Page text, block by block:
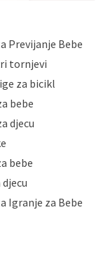
ovdje i
tehničkih i
od
svojih
povjerljivost
pristup i
svojim
provedbe
Napominjemo
ili djelomice,
osobnih
poštom na
Previjanje Bebe
tornjevi
za bicikl
bebe
djecu
bebe
Igranje za Bebe